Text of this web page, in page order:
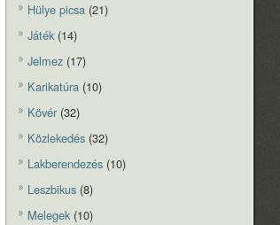
Hülye picsa (21)
Játék(14)
Jelmez (17)
Karikatúra (10)
Kövér (32)
Közlekedés (32)
Lakberendezés (10)
Leszbikus (8)
Melegek(10)